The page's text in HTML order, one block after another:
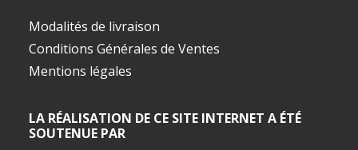
Modalités de livraison
Conditions Générales de Ventes
Mentions légales
LA RÉALISATION DE CE SITE INTERNET A ÉTÉ
SOUTENUE PAR